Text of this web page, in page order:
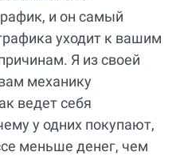
и он самый
уходит к вашим
Я из своей
механику
ведет себя
у одних покупают,
меньше денег, чем